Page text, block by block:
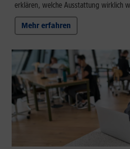
erklären, welche Ausstattung wirklich
Mehr erfahren